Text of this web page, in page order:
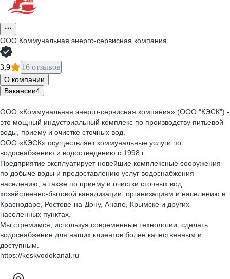
ООО Коммунальная энерго-сервисная компания
3,9 16 отзывов
О компании
Вакансии4
ООО «Коммунальная энерго-сервисная компания» (ООО "КЭСК") -
это мощный индустриальный комплекс по производству питьевой
воды, приему и очистке сточных вод.
ООО «КЭСК» осуществляет коммунальные услуги по
водоснабжению и водоотведению с 1998 г.
Предприятие эксплуатирует новейшие комплексные сооружения
по добыче воды и предоставлению услуг водоснабжения
населению, а также по приему и очистки сточных вод
хозяйственно-бытовой канализации организациям и населению в
Краснодаре, Ростове-на-Дону, Анапе, Крымске и других
населенных пунктах.
Мы стремимся, используя современные технологии сделать
водоснабжение для наших клиентов более качественным и
доступным.
https://keskvodokanal.ru